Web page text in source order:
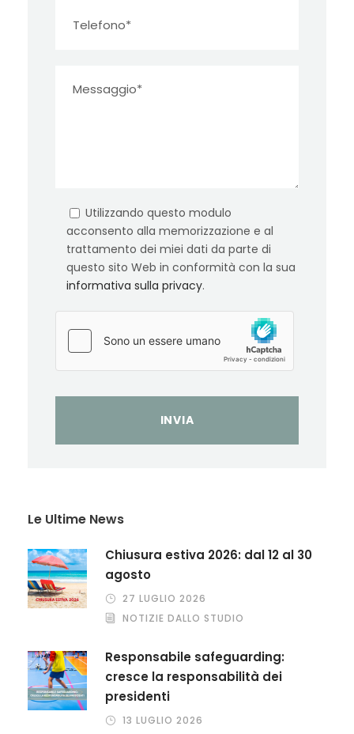
Utilizzando questo modulo
acconsento alla memorizzazione e al
trattamento dei miei dati da parte di
questo sito Web in conformità con la sua
informativa sulla privacy.
Le Ultime News
Chiusura estiva 2026: dal 12 al 30
agosto
27 LUGLIO 2026
NOTIZIE DALLO STUDIO
Responsabile safeguarding:
cresce la responsabilità dei
presidenti
13 LUGLIO 2026